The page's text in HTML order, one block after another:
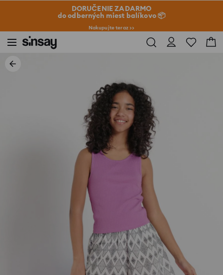
DORUČENIE ZADARMO
do odberných miest balíkovo 📦
Nakupujte teraz >>